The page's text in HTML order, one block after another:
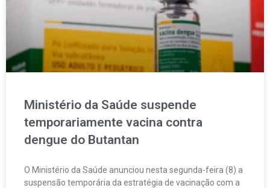
Ministério da Saúde suspende
temporariamente vacina contra
dengue do Butantan
O Ministério da Saúde anunciou nesta segunda-feira (8) a
suspensão temporária da estratégia de vacinação com a